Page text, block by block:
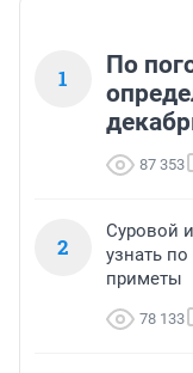
1
По
87 353
2
Суровой
узнать
приметы
78 133